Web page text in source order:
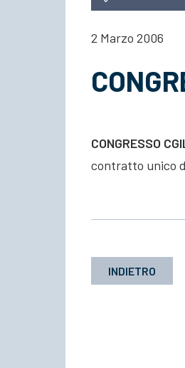
2 Marzo 2006
CONGRESSO
contratto unico
INDIETRO